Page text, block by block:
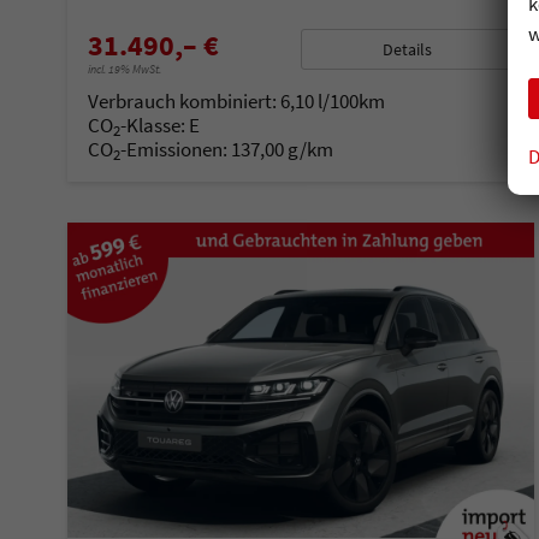
31.490,– €
incl. 19% MwSt.
Details
Verbrauch kombiniert: 6,10 l/100km
CO2-Klasse: E
CO2-Emissionen: 137,00 g/km